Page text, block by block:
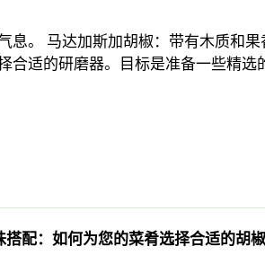
息。 马达加斯加胡椒：带有木质和果
适的研磨器。目标是准备一些精选
搭配：如何为您的菜肴选择合适的胡椒